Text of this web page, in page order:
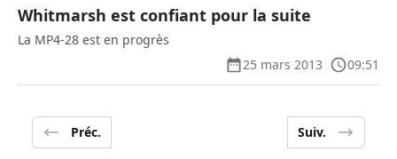
Whitmarsh est confiant pour la suite
La MP4-28 est en progrès
25 mars 2013
09:51
Préc. Suiv.